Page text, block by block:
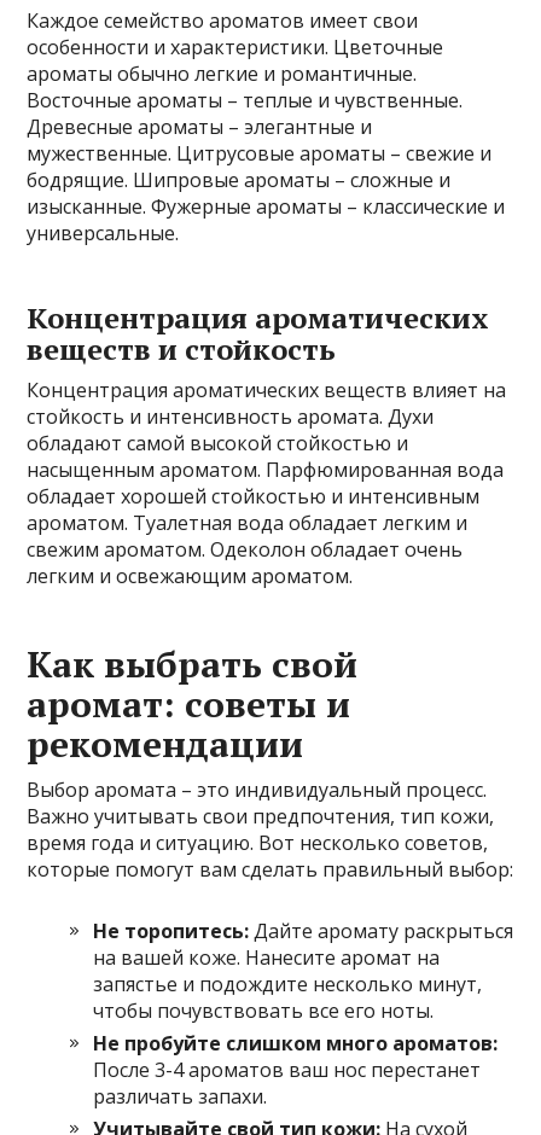
Каждое семейство ароматов имеет свои
особенности и характеристики. Цветочные
ароматы обычно легкие и романтичные.
Восточные ароматы – теплые и чувственные.
Древесные ароматы – элегантные и
мужественные. Цитрусовые ароматы – свежие и
бодрящие. Шипровые ароматы – сложные и
изысканные. Фужерные ароматы – классические и
универсальные.
Концентрация ароматических
веществ и стойкость
Концентрация ароматических веществ влияет на
стойкость и интенсивность аромата. Духи
обладают самой высокой стойкостью и
насыщенным ароматом. Парфюмированная вода
обладает хорошей стойкостью и интенсивным
ароматом. Туалетная вода обладает легким и
свежим ароматом. Одеколон обладает очень
легким и освежающим ароматом.
Как выбрать свой
аромат: советы и
рекомендации
Выбор аромата – это индивидуальный процесс.
Важно учитывать свои предпочтения, тип кожи,
время года и ситуацию. Вот несколько советов,
которые помогут вам сделать правильный выбор:
Не торопитесь:Дайте аромату раскрыться
на вашей коже. Нанесите аромат на
запястье и подождите несколько минут,
чтобы почувствовать все его ноты.
Не пробуйте слишком много ароматов:
После 3-4 ароматов ваш нос перестанет
различать запахи.
Учитывайте свой тип кожи: На сухой